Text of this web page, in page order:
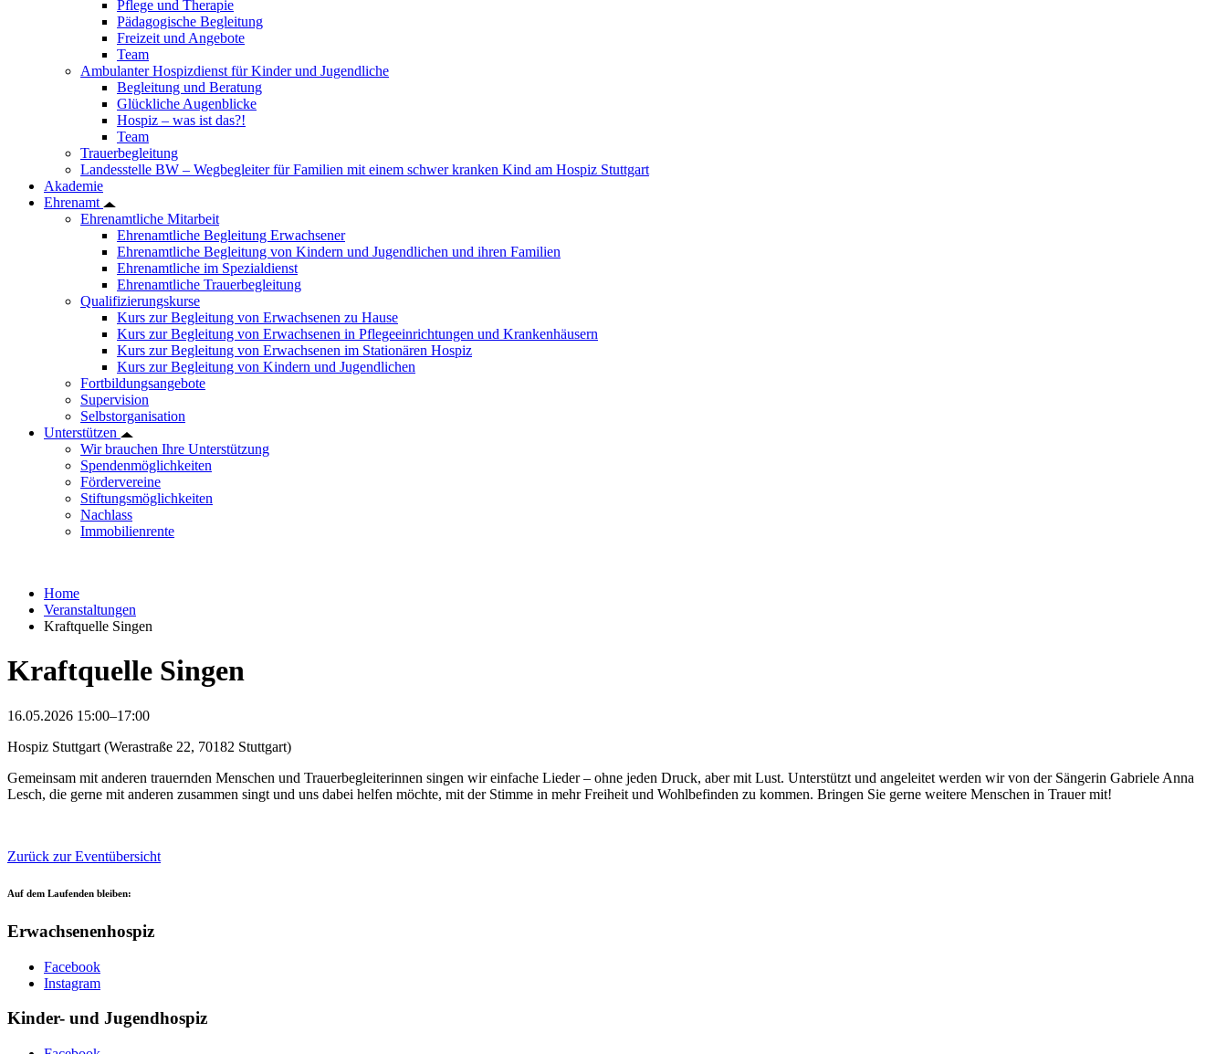
Pflege und Therapie
Pädagogische Begleitung
Freizeit und Angebote
Team
Ambulanter Hospizdienst für Kinder und Jugendliche
Begleitung und Beratung
Glückliche Augenblicke
Hospiz – was ist das?!
Team
Trauerbegleitung
Landesstelle BW – Wegbegleiter für Familien mit einem schwer kranken Kind am Hospiz Stuttgart
Akademie
Ehrenamt
Ehrenamtliche Mitarbeit
Ehrenamtliche Begleitung Erwachsener
Ehrenamtliche Begleitung von Kindern und Jugendlichen und ihren Familien
Ehrenamtliche im Spezialdienst
Ehrenamtliche Trauerbegleitung
Qualifizierungskurse
Kurs zur Begleitung von Erwachsenen zu Hause
Kurs zur Begleitung von Erwachsenen in Pflegeeinrichtungen und Krankenhäusern
Kurs zur Begleitung von Erwachsenen im Stationären Hospiz
Kurs zur Begleitung von Kindern und Jugendlichen
Fortbildungsangebote
Supervision
Selbstorganisation
Unterstützen
Wir brauchen Ihre Unterstützung
Spendenmöglichkeiten
Fördervereine
Stiftungsmöglichkeiten
Nachlass
Immobilienrente
Home
Veranstaltungen
Kraftquelle Singen
Kraftquelle Singen
16.05.2026 15:00–17:00
Hospiz Stuttgart (Werastraße 22, 70182 Stuttgart)
Gemeinsam mit anderen trauernden Menschen und Trauerbegleiterinnen singen wir einfache Lieder – ohne jeden Druck, aber mit Lust. Unterstützt und angeleitet werden wir von der Sängerin Gabriele Anna
Lesch, die gerne mit anderen zusammen singt und uns dabei helfen möchte, mit der Stimme in mehr Freiheit und Wohlbefinden zu kommen. Bringen Sie gerne weitere Menschen in Trauer mit!
Zurück zur Eventübersicht
Auf dem Laufenden bleiben:
Erwachsenenhospiz
Facebook
Instagram
Kinder- und Jugendhospiz